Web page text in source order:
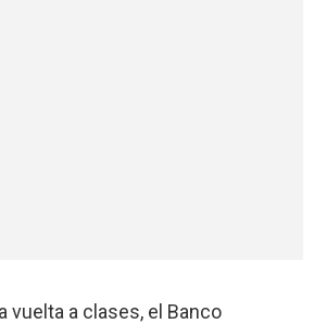
vuelta a clases, el Banco